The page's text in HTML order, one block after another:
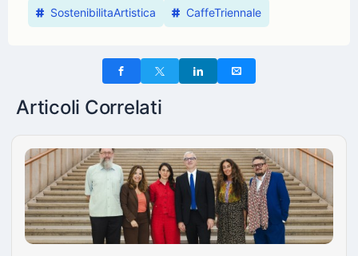
SostenibilitaArtistica CaffeTriennale
Articoli Correlati